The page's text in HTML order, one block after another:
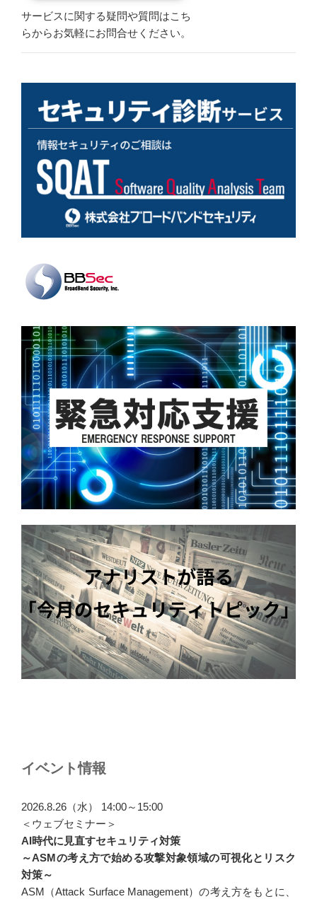
サービスに関する疑問や質問はこち
らからお気軽にお問合せください。
イベント情報
2026.8.26（水） 14:00～15:00
＜ウェブセミナー＞
AI時代に見直すセキュリティ対策
～ASMの考え方で始める攻撃対象領域の可視化とリスク
対策～
ASM（Attack Surface Management）の考え方をもとに、